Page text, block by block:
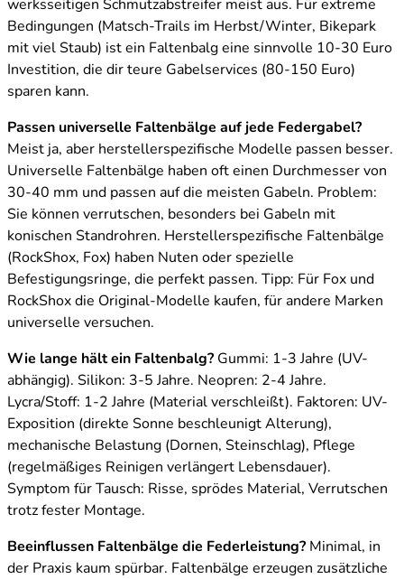
werksseitigen Schmutzabstreifer meist aus. Für extreme
Bedingungen (Matsch-Trails im Herbst/Winter, Bikepark
mit viel Staub) ist ein Faltenbalg eine sinnvolle 10-30 Euro
Investition, die dir teure Gabelservices (80-150 Euro)
sparen kann.
Passen universelle Faltenbälge auf jede Federgabel?
Meist ja, aber herstellerspezifische Modelle passen besser.
Universelle Faltenbälge haben oft einen Durchmesser von
30-40 mm und passen auf die meisten Gabeln. Problem:
Sie können verrutschen, besonders bei Gabeln mit
konischen Standrohren. Herstellerspezifische Faltenbälge
(RockShox, Fox) haben Nuten oder spezielle
Befestigungsringe, die perfekt passen. Tipp: Für Fox und
RockShox die Original-Modelle kaufen, für andere Marken
universelle versuchen.
Wie lange hält ein Faltenbalg? Gummi: 1-3 Jahre (UV-
abhängig). Silikon: 3-5 Jahre. Neopren: 2-4 Jahre.
Lycra/Stoff: 1-2 Jahre (Material verschleißt). Faktoren: UV-
Exposition (direkte Sonne beschleunigt Alterung),
mechanische Belastung (Dornen, Steinschlag), Pflege
(regelmäßiges Reinigen verlängert Lebensdauer).
Symptom für Tausch: Risse, sprödes Material, Verrutschen
trotz fester Montage.
Beeinflussen Faltenbälge die Federleistung? Minimal, in
der Praxis kaum spürbar. Faltenbälge erzeugen zusätzliche